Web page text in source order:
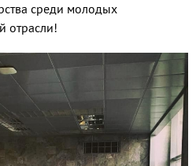
среди молодых
отрасли!